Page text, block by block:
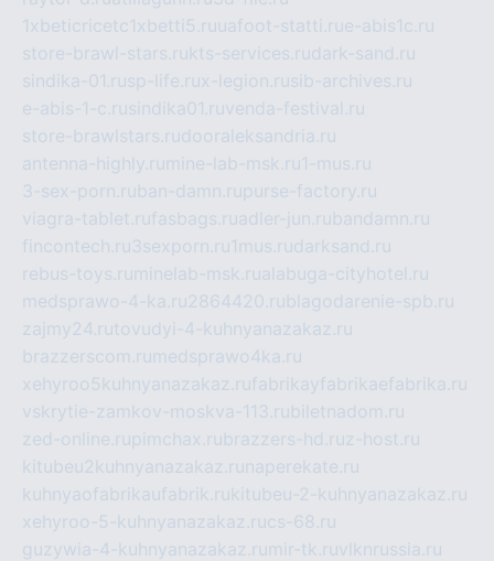
1xbeticricetc1xbetti5.ruuafoot-statti.rue-abis1c.ru
store-brawl-stars.rukts-services.rudark-sand.ru
sindika-01.rusp-life.rux-legion.rusib-archives.ru
e-abis-1-c.rusindika01.ruvenda-festival.ru
store-brawlstars.rudooraleksandria.ru
antenna-highly.ru mine-lab-msk.ru1-mus.ru
3-sex-porn.ruban-damn.rupurse-factory.ru
viagra-tablet.rufasbags.ruadler-jun.rubandamn.ru
fincontech.ru3sexporn.ru1mus.rudarksand.ru
rebus-toys.ru minelab-msk.rualabuga-cityhotel.ru
medsprawo-4-ka.ru2864420.rublagodarenie-spb.ru
zajmy24.rutovudyi-4-kuhnyanazakaz.ru
brazzerscom.ru medsprawo4ka.ru
xehyroo5kuhnyanazakaz.rufabrikayfabrikaefabrika.ru
vskrytie-zamkov-moskva-113.rubiletnadom.ru
zed-online.rupimchax.rubrazzers-hd.ruz-host.ru
kitubeu2kuhnyanazakaz.ru naperekate.ru
kuhnyaofabrikaufabrik.rukitubeu-2-kuhnyanazakaz.ru
xehyroo-5-kuhnyanazakaz.rucs-68.ru
guzywia-4-kuhnyanazakaz.ru mir-tk.ruvlknrussia.ru